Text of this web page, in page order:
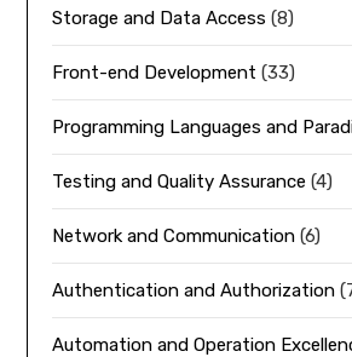
Storage and Data Access (8)
Front-end Development (33)
Programming Languages and
Testing and Quality Assurance (4)
Network and Communication (6)
Authentication and Authorization
Automation and Operation